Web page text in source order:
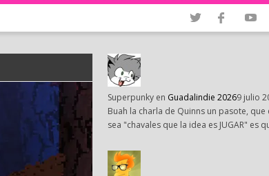
Superpunky en Guadalindie 20269 julio
Buah la charla de Quinns un pasote, que
sea "chavales que la idea es JUGAR" es